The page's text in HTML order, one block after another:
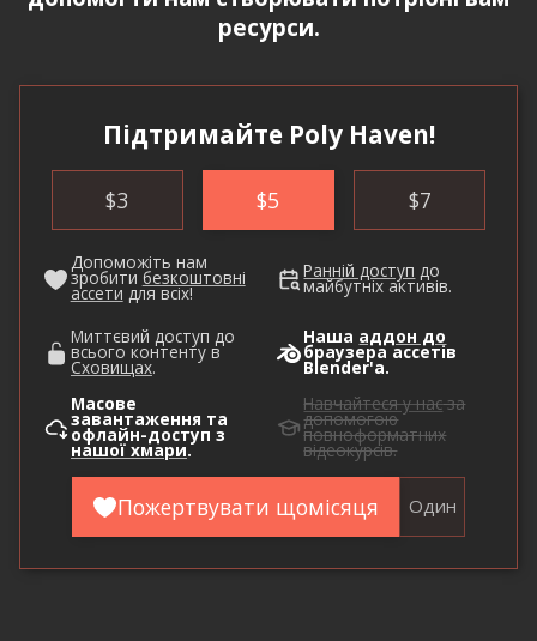
ресурси.
Підтримайте Poly Haven!
$3 $5 $7
Допоможіть нам
зробити безкоштовні
ассети для всіх!
Ранній доступ до
майбутніх активів.
Миттєвий доступ до
всього контенту в
Сховищах.
Наша аддон до
браузера ассетів
Blender'а.
Масове
завантаження та
офлайн-доступ з
нашої хмари.
Навчайтеся у насза
допомогою
повноформатних
відеокурсів.
Пожертвувати щомісяця Один